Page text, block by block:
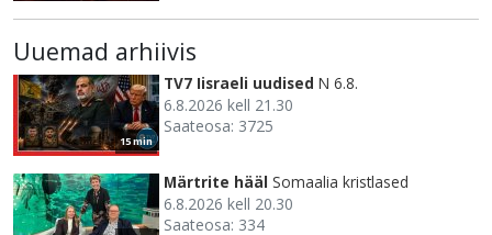
Uuemad arhiivis
15 min
TV7 Iisraeli uudised N 6.8.
6.8.2026 kell 21.30
Saateosa: 3725
Märtrite hääl Somaalia kristlased
6.8.2026 kell 20.30
Saateosa: 334